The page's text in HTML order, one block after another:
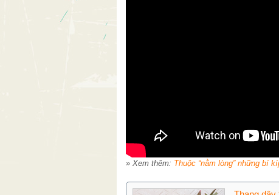
» Xem thêm: Thuộc “nằm lòng” những bí